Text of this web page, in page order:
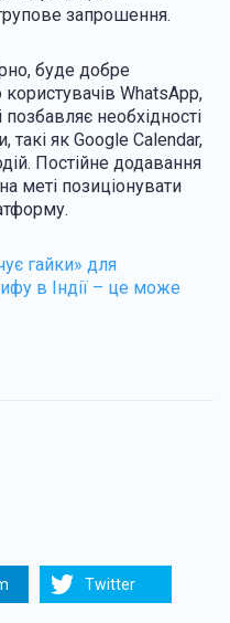
запрошення.
буде добре
WhatsApp,
позбавляє необхідності
такі як Google Calendar,
Постійне додавання
меті позиціонувати
гайки» для
в Індії – це може
Twitter